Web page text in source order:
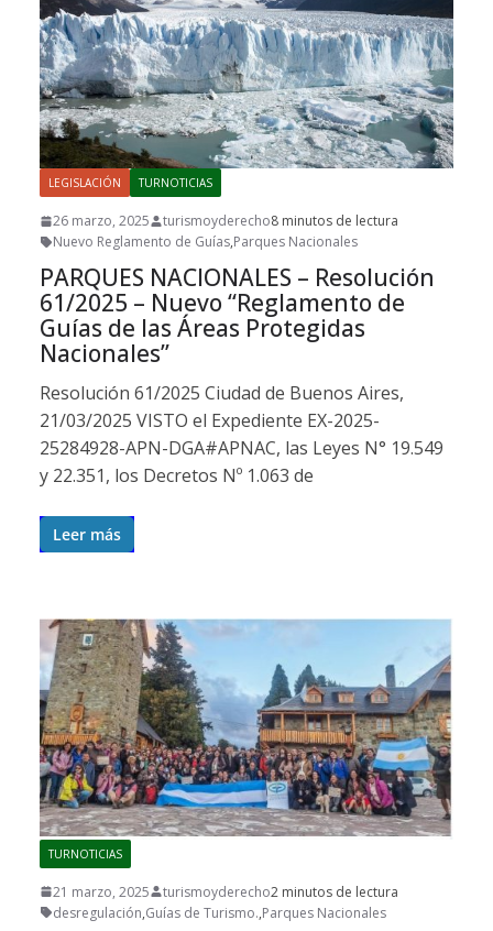
LEGISLACIÓN TURNOTICIAS
26 marzo, 2025 turismoyderecho8 minutos de lectura
Nuevo Reglamento de Guías,Parques Nacionales
PARQUES NACIONALES – Resolución
61/2025 – Nuevo “Reglamento de
Guías de las Áreas Protegidas
Nacionales”
Resolución 61/2025 Ciudad de Buenos Aires,
21/03/2025 VISTO el Expediente EX-2025-
25284928-APN-DGA#APNAC, las Leyes N° 19.549
y 22.351, los Decretos Nº 1.063 de
Leer más
TURNOTICIAS
21 marzo, 2025 turismoyderecho2 minutos de lectura
desregulación,Guías de Turismo.,Parques Nacionales